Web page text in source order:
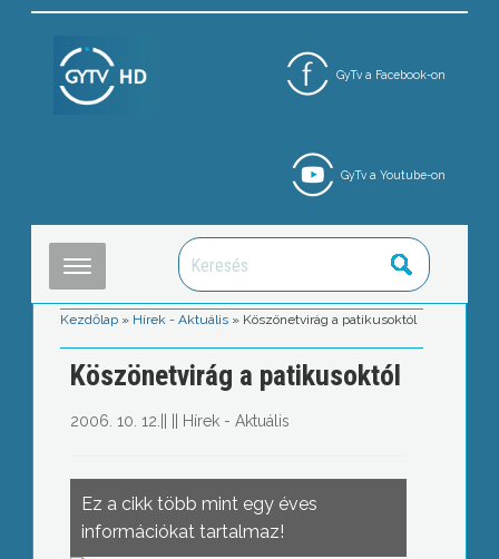
GyTv a Facebook-on
GyTv a Youtube-on
Kezdőlap » Hírek - Aktuális » Köszönetvirág a patikusoktól
Köszönetvirág a patikusoktól
2006. 10. 12. Hírek - Aktuális
Ez a cikk több mint egy éves
információkat tartalmaz!